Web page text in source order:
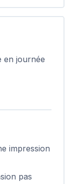
en journée
impression
pas